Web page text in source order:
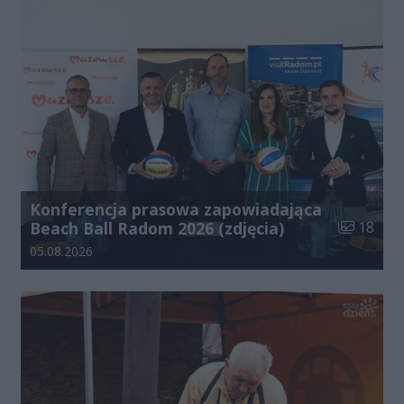
Konferencja prasowa zapowiadająca
Beach Ball Radom 2026 (zdjęcia)
Liczba
18
Data dodania galerii:
05.08.2026